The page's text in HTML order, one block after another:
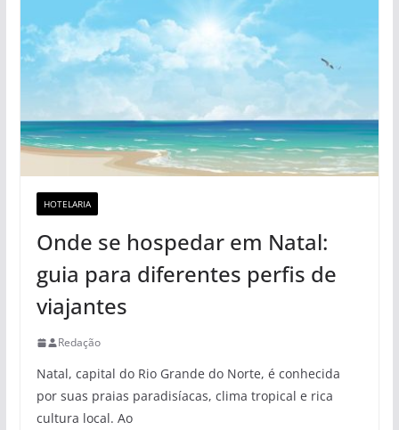
HOTELARIA
Onde se hospedar em Natal:
guia para diferentes perfis de
viajantes
Redação
Natal, capital do Rio Grande do Norte, é conhecida
por suas praias paradisíacas, clima tropical e rica
cultura local. Ao